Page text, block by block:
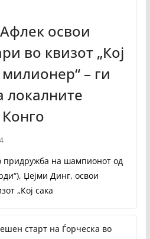
освои
во квизот „Кој
– ги
придружба на шампионот од
Џејми Динг, освои
„Кој сака
старт на Ѓорческа во